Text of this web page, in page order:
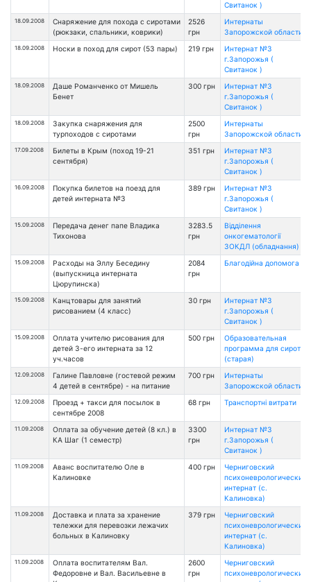
Свитанок )
18.09.2008
Снаряжение для похода с сиротами
(рюкзаки, спальники, коврики)
2526
грн
Интернаты
Запорожской области
18.09.2008 Носки в поход для сирот (53 пары) 219 грн
Интернат №3
г.Запорожья (
Свитанок )
18.09.2008
Даше Романченко от Мишель
Бенет
300 грн
Интернат №3
г.Запорожья (
Свитанок )
18.09.2008
Закупка снаряжения для
турпоходов с сиротами
2500
грн
Интернаты
Запорожской области
17.09.2008
Билеты в Крым (поход 19-21
сентября)
351 грн
Интернат №3
г.Запорожья (
Свитанок )
16.09.2008
Покупка билетов на поезд для
детей интерната №3
389 грн
Интернат №3
г.Запорожья (
Свитанок )
15.09.2008
Передача денег папе Владика
Тихонова
3283.5
грн
Відділення
онкогематології
ЗОКДЛ (обладнання)
15.09.2008
Расходы на Эллу Беседину
(выпускница интерната
Цюрупинска)
2084
грн
Благодійна допомога
15.09.2008
Канцтовары для занятий
рисованием (4 класс)
30 грн
Интернат №3
г.Запорожья (
Свитанок )
15.09.2008
Оплата учителю рисования для
детей 3-его интерната за 12
уч.часов
500 грн
Образовательная
программа для сирот
(старая)
12.09.2008
Галине Павловне (гостевой режим
4 детей в сентябре) - на питание
700 грн
Интернаты
Запорожской области
12.09.2008
Проезд + такси для посылок в
сентябре 2008
68 грн Транспортні витрати
11.09.2008
Оплата за обучение детей (8 кл.) в
КА Шаг (1 семестр)
3300
грн
Интернат №3
г.Запорожья (
Свитанок )
11.09.2008
Аванс воспитателю Оле в
Калиновке
400 грн
Черниговский
психоневрологический
интернат (с.
Калиновка)
11.09.2008
Доставка и плата за хранение
тележки для перевозки лежачих
больных в Калиновку
379 грн
Черниговский
психоневрологический
интернат (с.
Калиновка)
11.09.2008
Оплата воспитателям Вал.
Федоровне и Вал. Васильевне в
2600
грн
Черниговский
психоневрологический